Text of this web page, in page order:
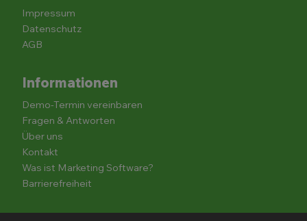
Impressum
Datenschutz
AGB
Informationen
Demo-Termin vereinbaren
Fragen & Antworten
Über uns
Kontakt
Was ist Marketing Software?
Barrierefreiheit